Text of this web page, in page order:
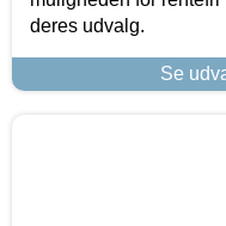
deres udvalg.
Se